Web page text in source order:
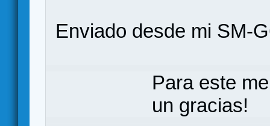
Enviado desde mi SM-
Para este
un gracias!